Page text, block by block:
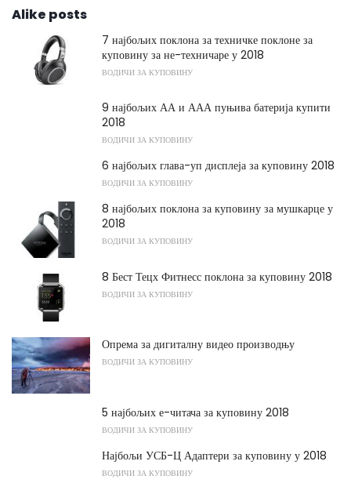
Alike posts
7 најбољих поклона за техничке поклоне за
куповину за не-техничаре у 2018
ВОДИЧИ ЗА КУПОВИНУ
9 најбољих АА и ААА пуњива батерија купити
2018
ВОДИЧИ ЗА КУПОВИНУ
6 најбољих глава-уп дисплеја за куповину 2018
ВОДИЧИ ЗА КУПОВИНУ
8 најбољих поклона за куповину за мушкарце у
2018
ВОДИЧИ ЗА КУПОВИНУ
8 Бест Тецх Фитнесс поклона за куповину 2018
ВОДИЧИ ЗА КУПОВИНУ
Опрема за дигиталну видео производњу
ВОДИЧИ ЗА КУПОВИНУ
5 најбољих е-читача за куповину 2018
ВОДИЧИ ЗА КУПОВИНУ
Најбољи УСБ-Ц Адаптери за куповину у 2018
ВОДИЧИ ЗА КУПОВИНУ